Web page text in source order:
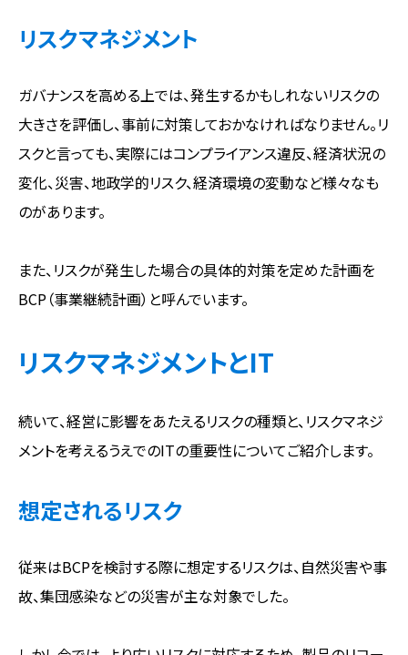
リスクマネジメント
ガバナンスを高める上では、発生するかもしれないリスクの
大きさを評価し、事前に対策しておかなければなりません。リ
スクと言っても、実際にはコンプライアンス違反、経済状況の
変化、災害、地政学的リスク、経済環境の変動など様々なも
のがあります。
また、リスクが発生した場合の具体的対策を定めた計画を
BCP（事業継続計画）と呼んでいます。
リスクマネジメントとIT
続いて、経営に影響をあたえるリスクの種類と、リスクマネジ
メントを考えるうえでのITの重要性についてご紹介します。
想定されるリスク
従来はBCPを検討する際に想定するリスクは、自然災害や事
故、集団感染などの災害が主な対象でした。